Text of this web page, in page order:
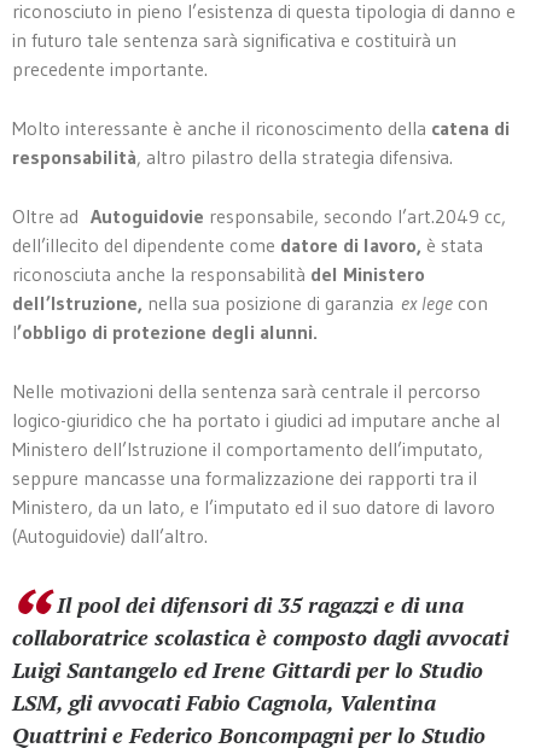
riconosciuto in pieno l’esistenza di questa tipologia di danno e
in futuro tale sentenza sarà significativa e costituirà un
precedente importante.
Molto interessante è anche il riconoscimento della catena di
responsabilità, altro pilastro della strategia difensiva.
Oltre ad Autoguidovie responsabile, secondo l’art.2049 cc,
dell’illecito del dipendente come datore di lavoro, è stata
riconosciuta anche la responsabilità del Ministero
dell’Istruzione, nella sua posizione di garanzia ex lege con
l’obbligo di protezione degli alunni.
Nelle motivazioni della sentenza sarà centrale il percorso
logico-giuridico che ha portato i giudici ad imputare anche al
Ministero dell’Istruzione il comportamento dell’imputato,
seppure mancasse una formalizzazione dei rapporti tra il
Ministero, da un lato, e l’imputato ed il suo datore di lavoro
(Autoguidovie) dall’altro.
Il pool dei difensori di 35 ragazzi e di una
collaboratrice scolastica è composto dagli avvocati
Luigi Santangelo ed Irene Gittardi per lo Studio
LSM, gli avvocati Fabio Cagnola, Valentina
Quattrini e Federico Boncompagni per lo Studio